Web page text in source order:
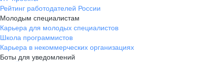
Рейтинг работодателей России
Молодым специалистам
Карьера для молодых специалистов
Школа программистов
Карьера в некоммерческих организациях
Боты для уведомлений